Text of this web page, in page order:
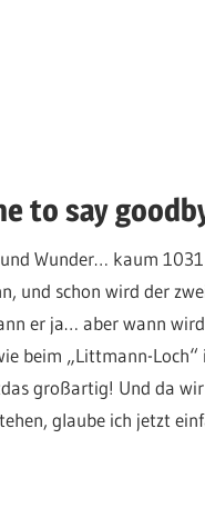
to say
Wunder… kaum
und schon wird der
er ja… aber wann
beim „Littmann-
großartig! Und da
glaube ich jetzt